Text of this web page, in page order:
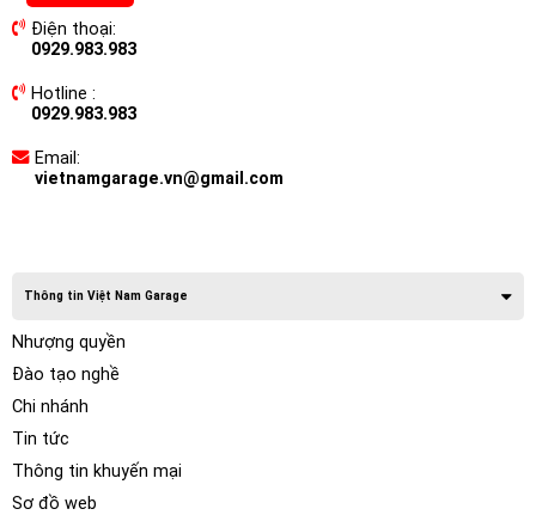
Điện thoại:
0929.983.983
Hotline :
0929.983.983
Email:
vietnamgarage.vn@gmail.com
Thông tin Việt Nam Garage
Nhượng quyền
Đào tạo nghề
Chi nhánh
Tin tức
Thông tin khuyến mại
Sơ đồ web